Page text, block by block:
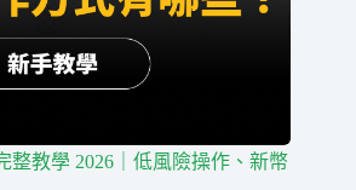
整教學 2026｜低風險操作、新幣